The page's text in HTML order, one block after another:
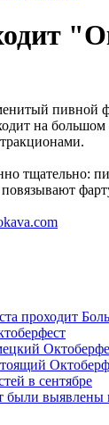
пивной
на большом
тщательно:
повязывают
проходит
в сентябре
были выявлены